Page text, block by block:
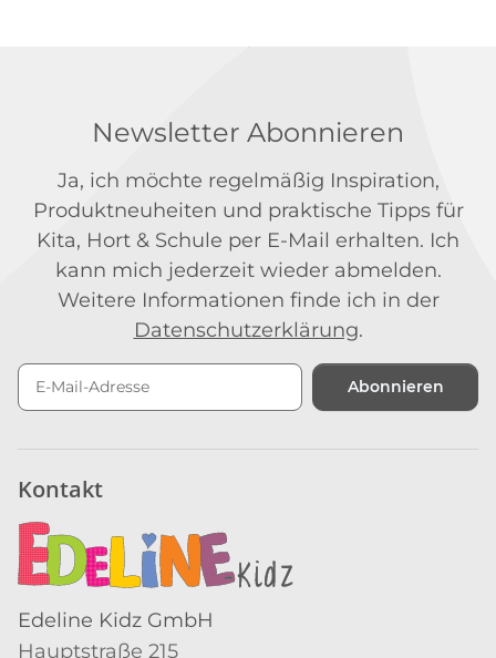
Newsletter Abonnieren
Ja, ich möchte regelmäßig Inspiration,
Produktneuheiten und praktische Tipps für
Kita, Hort & Schule per E-Mail erhalten. Ich
kann mich jederzeit wieder abmelden.
Weitere Informationen finde ich in der
Datenschutzerklärung.
Abonnieren
Kontakt
Edeline Kidz GmbH
Hauptstraße 215